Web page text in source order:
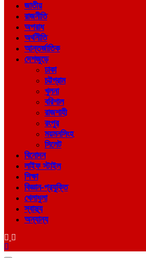
জাতীয়
রাজনীতি
অপরাধ
অর্থনীতি
আন্তর্জাতিক
দেশজুড়ে
ঢাকা
চট্টগ্রাম
খুলনা
বরিশাল
রাজশাহী
রংপুর
ময়মনসিংহ
সিলেট
বিনোদন
লাইফ স্টাইল
শিক্ষা
বিজ্ঞান-প্রযুক্তি
খেলাধুলা
স্বাস্থ্য
অন্যান্য